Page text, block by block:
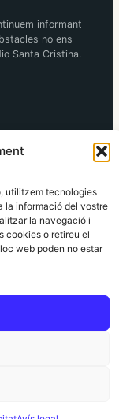
utilitzem tecnologies
la informació del vostre
la navegació i
cookies o retireu el
web poden no estar
informant
no ens
Santa Cristina.